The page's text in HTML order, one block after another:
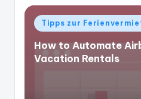
Veröffentlicht
in
Tipps zur
How to Automate
Vacation Rentals